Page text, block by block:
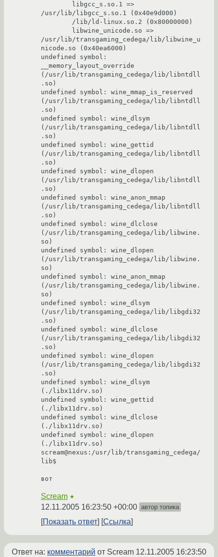
/usr/lib/libgcc_s.so.1 (0x40e9d000)
/usr/lib/transgaming_cedega/lib/libwine_u
nicode.so (0x40ea6000)
undefined symbol:
__memory_layout_override
(/usr/lib/transgaming_cedega/lib/libntdll
.so)
undefined symbol: wine_mmap_is_reserved
(/usr/lib/transgaming_cedega/lib/libntdll
.so)
undefined symbol: wine_dlsym
(/usr/lib/transgaming_cedega/lib/libntdll
.so)
undefined symbol: wine_gettid
(/usr/lib/transgaming_cedega/lib/libntdll
.so)
undefined symbol: wine_dlopen
(/usr/lib/transgaming_cedega/lib/libntdll
.so)
undefined symbol: wine_anon_mmap
(/usr/lib/transgaming_cedega/lib/libntdll
.so)
undefined symbol: wine_dlclose
(/usr/lib/transgaming_cedega/lib/libwine.
so)
undefined symbol: wine_dlopen
(/usr/lib/transgaming_cedega/lib/libwine.
so)
undefined symbol: wine_anon_mmap
(/usr/lib/transgaming_cedega/lib/libwine.
so)
undefined symbol: wine_dlsym
(/usr/lib/transgaming_cedega/lib/libgdi32
.so)
undefined symbol: wine_dlclose
(/usr/lib/transgaming_cedega/lib/libgdi32
.so)
undefined symbol: wine_dlopen
(/usr/lib/transgaming_cedega/lib/libgdi32
.so)
undefined symbol: wine_dlsym
(./libx11drv.so)
undefined symbol: wine_gettid
(./libx11drv.so)
undefined symbol: wine_dlclose
(./libx11drv.so)
undefined symbol: wine_dlopen
(./libx11drv.so)
scream@nexus:/usr/lib/transgaming_cedega/
lib$
вот
Scream ★
12.11.2005 16:23:50 +00:00 автор топика
Показать ответ Ссылка
Ответ на: комментарий от Scream 12.11.2005 16:23:50